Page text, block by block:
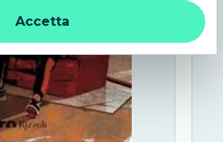
informativa privacy
Accetta